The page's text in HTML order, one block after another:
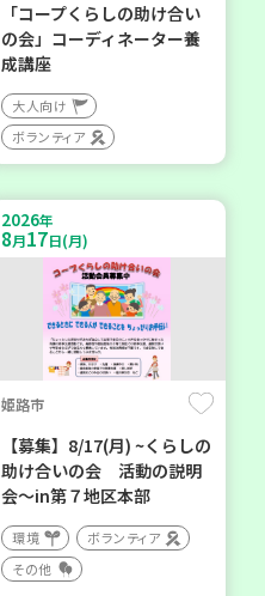
「コープくらしの助け合い
の会」コーディネーター養
成講座
大人向け
ボランティア
2026年
8月17日(月)
姫路市
【募集】8/17(月) ~くらしの
助け合いの会 活動の説明
会～in第７地区本部
環境
ボランティア
その他